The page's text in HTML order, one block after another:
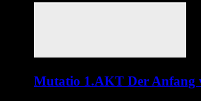
Mutatio 1.AKT Der Anfang